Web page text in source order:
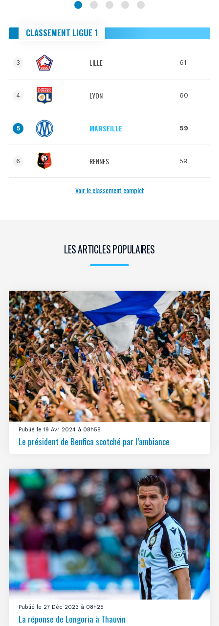
CLASSEMENT LIGUE 1
3 LILLE 61
4 LYON 60
5 MARSEILLE 59
6 RENNES 59
Voir le classement complet
LES ARTICLES POPULAIRES
Publié le 19 Avr 2024 à 08h58
Le président de Benfica scotché par l’ambiance
Publié le 27 Déc 2023 à 08h25
La réponse de Longoria à Thauvin